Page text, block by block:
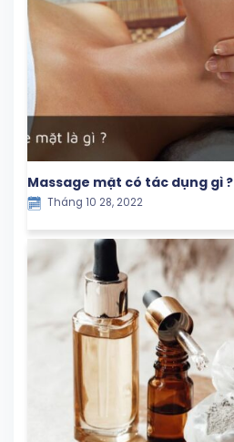
Massage mặt có tác dụng gì ?
Tháng 10 28, 2022